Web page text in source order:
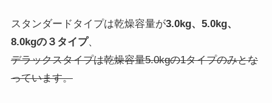
スタンダードタイプは乾燥容量が3.0kg、5.0kg、
8.0kgの３タイプ、
デラックスタイプは乾燥容量5.0kgの1タイプのみとな
っています。